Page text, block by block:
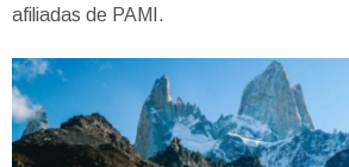
afiliadas de PAMI.